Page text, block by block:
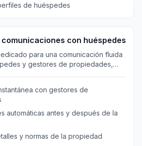
de huéspedes
comunicaciones con huéspedes
para una comunicación fluida
y gestores de propiedades,
con gestores de
automáticas antes y después de la
y normas de la propiedad